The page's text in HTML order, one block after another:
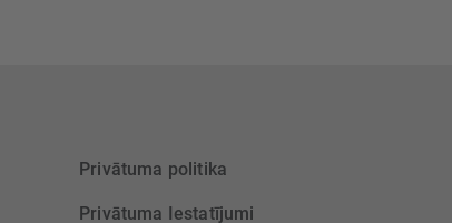
Privātuma politika
Privātuma Iestatījumi